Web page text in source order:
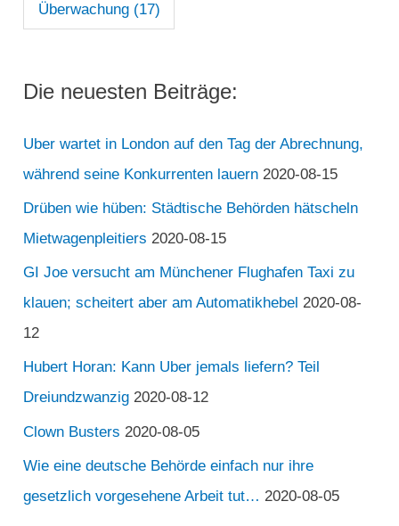
Überwachung(17)
Die neuesten Beiträge:
Uber wartet in London auf den Tag der Abrechnung,
während seine Konkurrenten lauern 2020-08-15
Drüben wie hüben: Städtische Behörden hätscheln
Mietwagenpleitiers 2020-08-15
GI Joe versucht am Münchener Flughafen Taxi zu
klauen; scheitert aber am Automatikhebel 2020-08-
12
Hubert Horan: Kann Uber jemals liefern? Teil
Dreiundzwanzig 2020-08-12
Clown Busters 2020-08-05
Wie eine deutsche Behörde einfach nur ihre
gesetzlich vorgesehene Arbeit tut… 2020-08-05